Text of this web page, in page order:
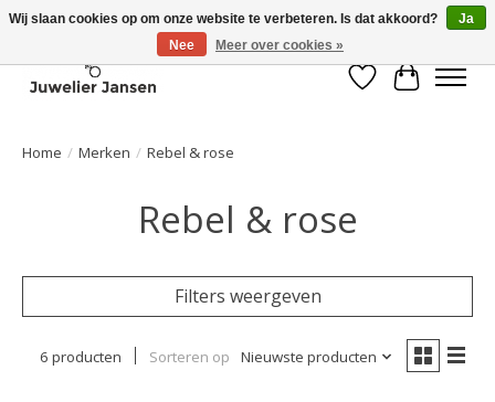
Verlanglijst
Home / Merken / Rebel & rose
Rebel & rose
Filters weergeven
6 producten Sorteren op Nieuwste producten
Wij slaan cookies op om onze website te verbeteren. Is dat akkoord?
Ja
Nee
Meer over cookies »